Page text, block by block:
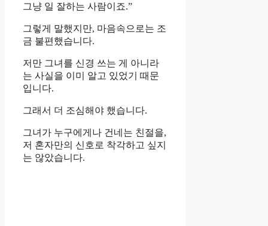
그냥 일 잘하는 사람이죠.”
그렇게 말했지만, 마음속으로는 조
금 불편했습니다.
저만 그녀를 신경 쓰는 게 아니라
는 사실을 이미 알고 있었기 때문
입니다.
그래서 더 조심해야 했습니다.
그녀가 누구에게나 건네는 친절을,
저 혼자만의 신호로 착각하고 싶지
는 않았습니다.